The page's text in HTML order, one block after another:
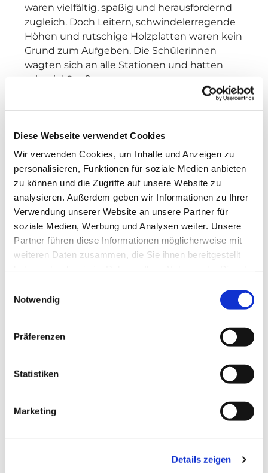
Diese Webseite verwendet Cookies
Wir verwenden Cookies, um Inhalte und Anzeigen zu
personalisieren, Funktionen für soziale Medien anbieten
zu können und die Zugriffe auf unsere Website zu
analysieren. Außerdem geben wir Informationen zu Ihrer
Verwendung unserer Website an unsere Partner für
soziale Medien, Werbung und Analysen weiter. Unsere
Partner führen diese Informationen möglicherweise mit
weiteren Daten zusammen, die Sie ihnen bereitgestellt
Notwendig
Präferenzen
Statistiken
Marketing
Details zeigen
waren vielfältig, spaßig und herausfordernd
zugleich. Doch Leitern, schwindelerregende
Höhen und rutschige Holzplatten waren kein
Grund zum Aufgeben. Die Schülerinnen
wagten sich an alle Stationen und hatten
sehr viel Spaß.
Einige trauten sich sogar an eine große und
Nach einiger Zeit und etwas durchnässt
begaben wir uns schließlich auf den
Nachhauseweg.
Autorin Emilia Santo
Bilder: Petra Freudl